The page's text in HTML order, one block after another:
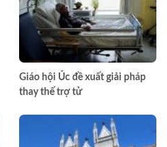
Giáo hội Úc đề xuất giải pháp
thay thế trợ tử